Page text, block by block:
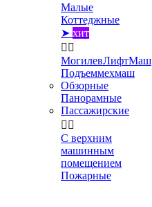
Малые
Коттеджные
➤ хит
 
МогилевЛифтМаш
Подъеммехмаш
Обзорные
Панорамные
Пассажирские
 
С верхним
машинным
помещением
Пожарные